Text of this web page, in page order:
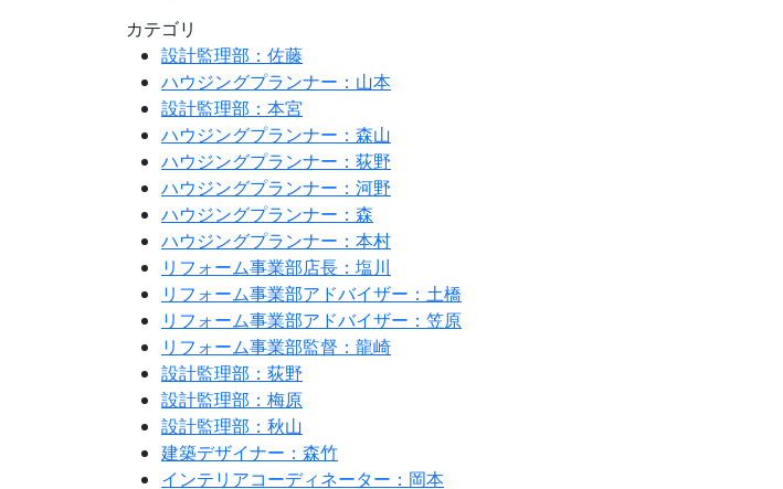
カテゴリ
設計監理部：佐藤
ハウジングプランナー：山本
設計監理部：本宮
ハウジングプランナー：森山
ハウジングプランナー：荻野
ハウジングプランナー：河野
ハウジングプランナー：森
ハウジングプランナー：本村
リフォーム事業部店長：塩川
リフォーム事業部アドバイザー：土橋
リフォーム事業部アドバイザー：笠原
リフォーム事業部監督：龍崎
設計監理部：荻野
設計監理部：梅原
設計監理部：秋山
建築デザイナー：森竹
インテリアコーディネーター：岡本